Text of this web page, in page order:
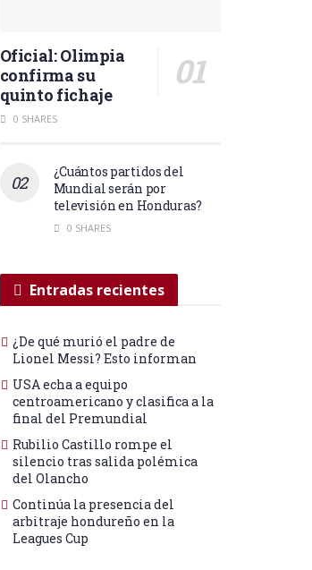
Oficial: Olimpia
confirma su
quinto fichaje
0 SHARES
¿Cuántos partidos del
Mundial serán por
televisión en Honduras?
0 SHARES
Entradas recientes
¿De qué murió el padre de
Lionel Messi? Esto informan
USA echa a equipo
centroamericano y clasifica a la
final del Premundial
Rubilio Castillo rompe el
silencio tras salida polémica
del Olancho
Continúa la presencia del
arbitraje hondureño en la
Leagues Cup